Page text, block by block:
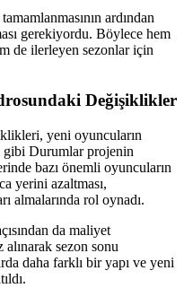
ardından
gerekiyordu. Böylece hem
de ilerleyen sezonlar için
Değişiklikler
yeni oyuncuların
gibi Durumlar projenin
bazı önemli oyuncuların
yerini azaltması,
almalarında rol oynadı.
da maliyet
sezon sonu
daha farklı bir yapı ve yeni